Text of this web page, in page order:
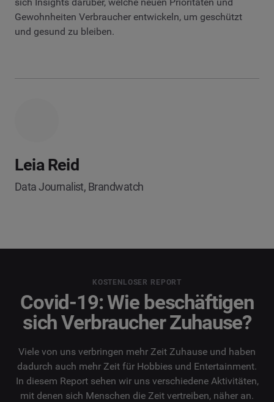
Gewohnheiten Verbraucher entwickeln, um geschützt
und gesund zu bleiben.
Leia Reid
Data Journalist, Brandwatch
KOSTENLOSER REPORT
Covid-19: Wie beschäftigen
sich Verbraucher Zuhause?
Viele von uns verbringen mehr Zeit Zuhause und haben
dadurch auch mehr Zeit für Hobbies und Entertainment.
In diesem Report sehen wir uns verschiedene Aktivitäten,
mit denen sich Menschen die Zeit vertreiben, näher an.